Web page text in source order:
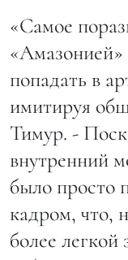
«Самое
попадать в
имитируя
Тимур. -
внутренний
было просто
кадром, что,
более легкой